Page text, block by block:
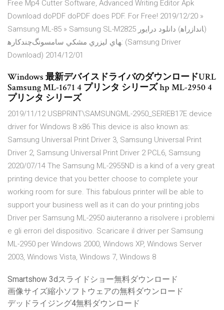
Free Mp4 Cutter Software, Advanced Writing Editor Apk
Download doPDF doPDF does PDF. For Free! 2019/12/20 »
Samsung ML-85 » Samsung SL-M2825 دانلود درايور (راه‎انداز)
چندكاره‎هاي ليزري مشكي سامسونگ: (Samsung Driver
Download) 2014/12/01
Windows 最新デバイスドライバのダウンロードURL
Samsung ML-1671 4 プリンタ シリーズ hp ML-2950 4
プリンタ シリーズ
2019/11/12 USBPRINT\SAMSUNGML-2950_SERIEB17E device
driver for Windows 8 x86 This device is also known as:
Samsung Universal Print Driver 3, Samsung Universal Print
Driver 2, Samsung Universal Print Driver 2 PCL6, Samsung
2020/07/14 The Samsung ML-2955ND is a kind of a very great
printing device that you better choose to complete your
working room for sure. This fabulous printer will be able to
support your business well as it can do your printing jobs
Driver per Samsung ML-2950 aiuteranno a risolvere i problemi
e gli errori del dispositivo. Scaricare il driver per Samsung
ML-2950 per Windows 2000, Windows XP, Windows Server
2003, Windows Vista, Windows 7, Windows 8
Smartshow 3dスライドショー無料ダウンロード
画像サイズ縮小ソフトウェアの無料ダウンロード
デッドライジング4無料ダウンロード